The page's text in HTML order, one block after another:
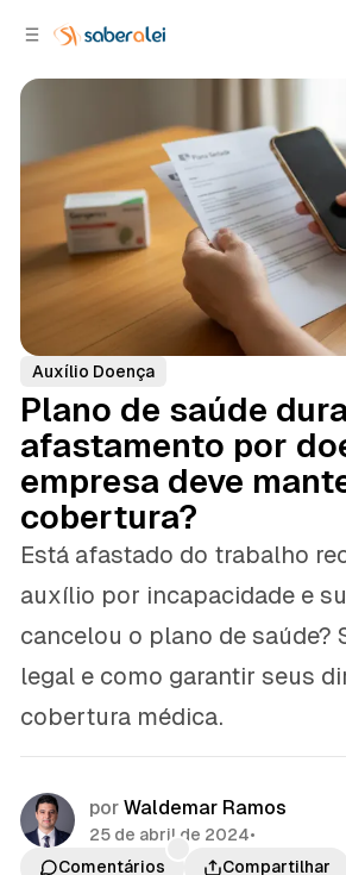
Auxílio Doença
Plano de saúde
afastamento por
empresa deve
cobertura?
Está afastado do trabalho
auxílio por incapacidade e
cancelou o plano de saúde?
legal e como garantir seus
cobertura médica.
por Waldemar Ramos
25 de abril de 2024•
Comentários
Compartilhar